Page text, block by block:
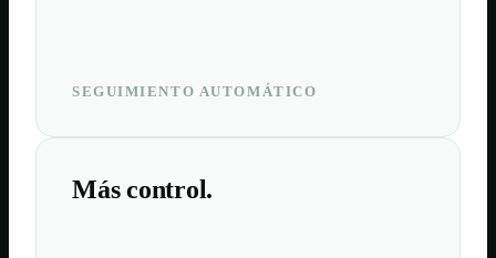
SEGUIMIENTO AUTOMÁTICO
Más control.